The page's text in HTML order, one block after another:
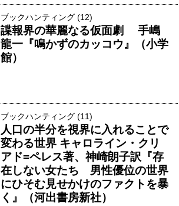
ブックハンティング (12)
諜報界の華麗なる仮面劇 手嶋
龍一『鳴かずのカッコウ』（小学
館）
ブックハンティング (11)
人口の半分を視界に入れることで
変わる世界 キャロライン・クリ
アド=ペレス著、神崎朗子訳『存
在しない女たち 男性優位の世界
にひそむ見せかけのファクトを暴
く』（河出書房新社）